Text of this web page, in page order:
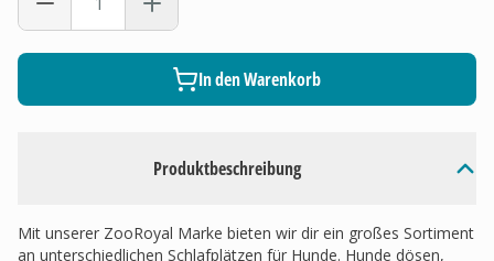
Produktbeschreibung
Mit unserer ZooRoyal Marke bieten wir dir ein großes Sortiment
an unterschiedlichen Schlafplätzen für Hunde. Hunde dösen,
In den Warenkorb